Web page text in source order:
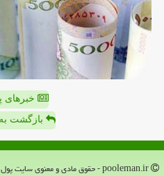
خبرهای
بازگشت